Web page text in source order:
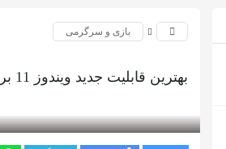
بازی و سرگرمی
بهترین قابلیت جدید ویندوز 11 برای کنترلرهای ایکس باکس